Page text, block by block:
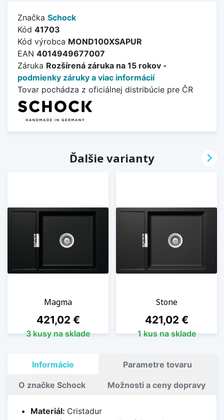
Značka Schock
Kód 41703
Kód výrobca MOND100XSAPUR
EAN 4014949677007
Záruka Rozšírená záruka na 15 rokov -
podmienky záruky a viac informácií
Tovar pochádza z oficiálnej distribúcie pre ČR
Ďalšie varianty
Magma
Cena
421,02 €
3 kusy na sklade
Stone
Cena
421,02 €
1 kus na sklade

Informácie Parametre tovaru
O značke Schock Možnosti a ceny dopravy
Materiál: Cristadur